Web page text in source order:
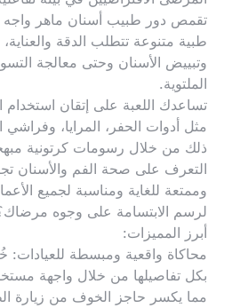
تقمص دور طبيب أسنان ماهر واجه
طبية متنوعة تتطلب الدقة
وتبييض الأسنان وحتى معالجة
الملتوية.
تساعدك اللعبة على إتقان استخدام
مثل أدوات الحفر، المرايا،
ذلك من خلال رسومات كرتونية
التعرف على صحة الفم والأسنان
وممتعة للغاية ومناسبة لجميع
لرسم الابتسامة على وجوه
أبرز المميزات:
محاكاة واقعية ومبسطة
بكل تفاصيلها من خلال واجهة
مما يكسر حاجز الخوف من زيارة